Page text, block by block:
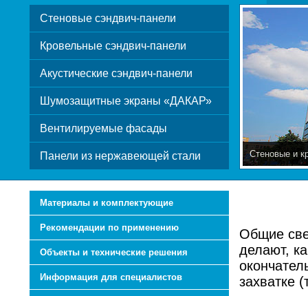
Стеновые сэндвич-панели
Кровельные сэндвич-панели
Акустические сэндвич-панели
Шумозащитные экраны «ДАКАР»
Вентилируемые фасады
Панели из нержавеющей стали Стеновые и
Материалы и комплектующие
Рекомендации по применению
Объекты и технические решения
Информация для специалистов
Общие
делают,
захватке